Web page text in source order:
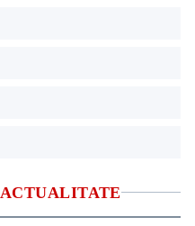
ACTUALITATE